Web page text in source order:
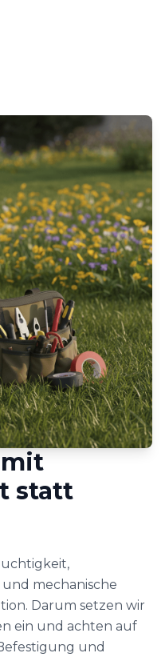
mit
statt
mechanische
Darum setzen wir
ein und achten auf
und